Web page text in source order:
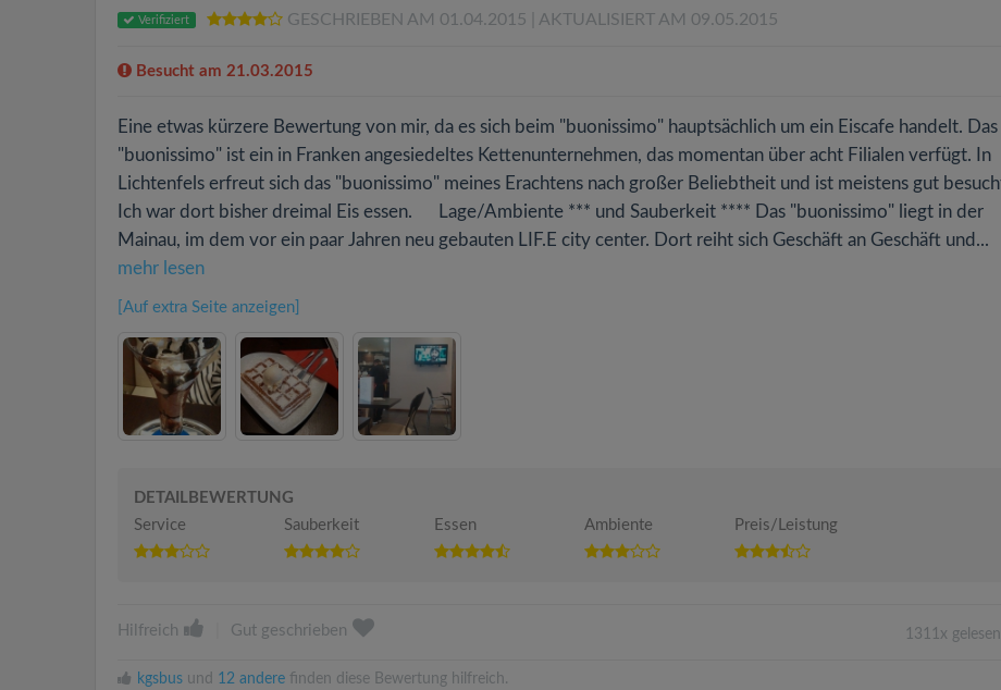
Verifiziert GESCHRIEBEN AM 01.04.2015 | AKTUALISIERT AM 09.05.2015
Besucht am 21.03.2015
Eine etwas kürzere Bewertung von mir, da es sich beim "buonissimo" hauptsächlich um ein Eiscafe handelt. Das
"buonissimo" ist ein in Franken angesiedeltes Kettenunternehmen, das momentan über acht Filialen verfügt. In
Lichtenfels erfreut sich das "buonissimo" meines Erachtens nach großer Beliebtheit und ist meistens gut
Ich war dort bisher dreimal Eis essen. Lage/Ambiente *** und Sauberkeit **** Das "buonissimo" liegt in der
Mainau, im dem vor ein paar Jahren neu gebauten LIF.E city center. Dort reiht sich Geschäft an Geschäft und...
mehr lesen
[Auf extra Seite anzeigen]
DETAILBEWERTUNG
Service
Sauberkeit Essen Ambiente Preis/Leistung
Hilfreich Gut geschrieben 1311x gelesen
kgsbus und 12 andere finden diese Bewertung hilfreich.